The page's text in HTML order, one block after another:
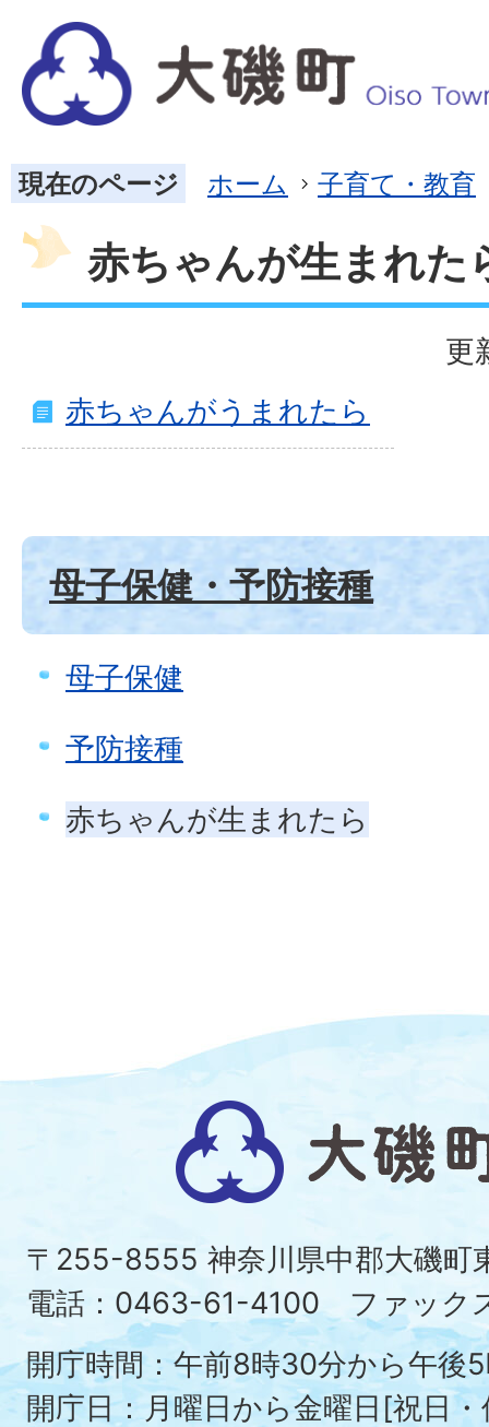
現在のページ ホーム 子育て・教育
赤ちゃんが生まれた
更
赤ちゃんがうまれたら
母子保健・予防接種
母子保健
予防接種
赤ちゃんが生まれたら
大
磯
町
〒255-8555 神奈川県中郡大磯
電話：0463-61-4100 ファック
開庁時間：午前8時30分から午後
開庁日：月曜日から金曜日[祝日